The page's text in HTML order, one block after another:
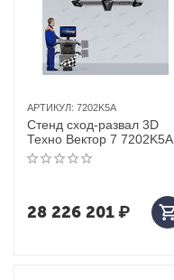
АРТИКУЛ: 7202K5A
Стенд сход-развал 3D
Техно Вектор 7 7202K5A
28 226 201₽